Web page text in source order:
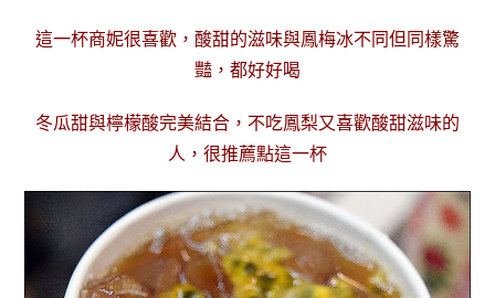
這一杯商妮很喜歡，酸甜的滋味與鳳梅冰不同但同樣驚
豔，都好好喝
冬瓜甜與檸檬酸完美結合，不吃鳳梨又喜歡酸甜滋味的
人，很推薦點這一杯